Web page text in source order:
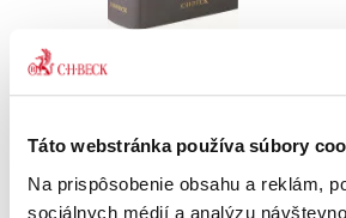
Táto webstránka používa súbory
Na prispôsobenie obsahu a reklám,
sociálnych médií a analýzu
119,00 € s DPH
Jedinečný komentár k zákonu č.
Ústavnom súde Slovenskej
autorského kolektívu odborníkov